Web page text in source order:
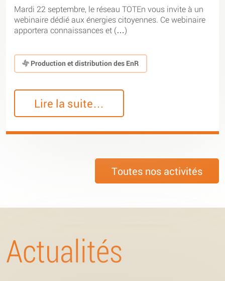
Mardi 22 septembre, le réseau TOTEn vous invite à un
webinaire dédié aux énergies citoyennes. Ce webinaire
apportera connaissances et (…)
Production et distribution des EnR
Lire la suite…
Toutes nos activités
Actualités